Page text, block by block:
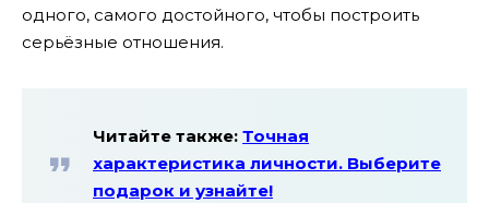
одного, самого достойного, чтобы построить
серьёзные отношения.
Читайте также: Точная
характеристика личности. Выберите
подарок и узнайте!